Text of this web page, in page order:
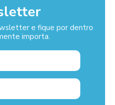
e fique por dentro
importa.